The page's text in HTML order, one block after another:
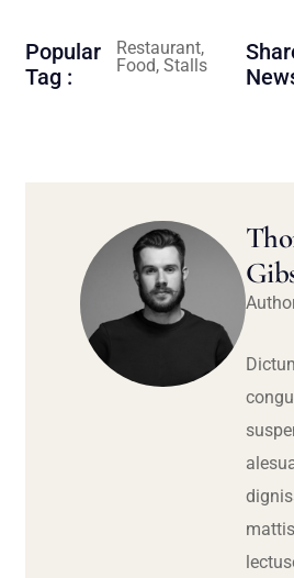
Popular
Tag :
Restaurant,
Food, Stalls